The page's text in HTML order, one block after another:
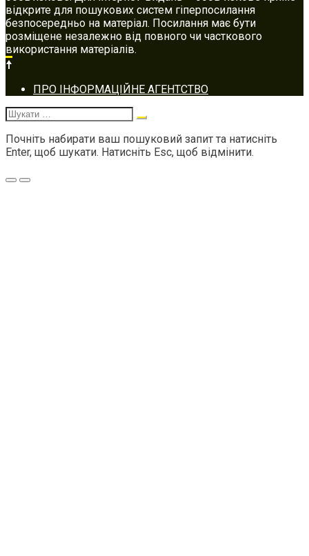
відкрите для пошукових систем гіперпосилання
безпосередньо на матеріал. Посилання має бути
розміщене незалежно від повного чи часткового
використання матеріалів.
Footer
navigation
ПРО ІНФОРМАЦІЙНЕ АГЕНТСТВО
Шукати:
Почніть набирати ваш пошуковий запит та натисніть
Enter, щоб шукати. Натисніть Esc, щоб відмінити.
Меню